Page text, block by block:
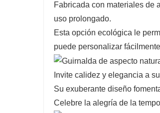
Fabricada con materiales de
uso prolongado.
Esta opción ecológica le
puede personalizar
Invite calidez y elegancia a
Su exuberante diseño
Celebre la alegría de la